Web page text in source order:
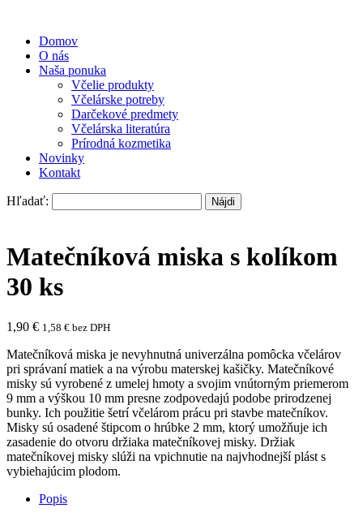
Domov
O nás
Naša ponuka
Včelie produkty
Včelárske potreby
Darčekové predmety
Včelárska literatúra
Prírodná kozmetika
Novinky
Kontakt
Hľadať:
Matečníková miska s kolíkom
30 ks
1,90 € 1,58 € bez DPH
Matečníková miska je nevyhnutná univerzálna pomôcka včelárov
pri správaní matiek a na výrobu materskej kašičky. Matečníkové
misky sú vyrobené z umelej hmoty a svojim vnútorným priemerom
9 mm a výškou 10 mm presne zodpovedajú podobe prirodzenej
bunky. Ich použitie šetrí včelárom prácu pri stavbe matečníkov.
Misky sú osadené štipcom o hrúbke 2 mm, ktorý umožňuje ich
zasadenie do otvoru držiaka matečníkovej misky. Držiak
matečníkovej misky slúži na vpichnutie na najvhodnejší plást s
vybiehajúcim plodom.
Popis